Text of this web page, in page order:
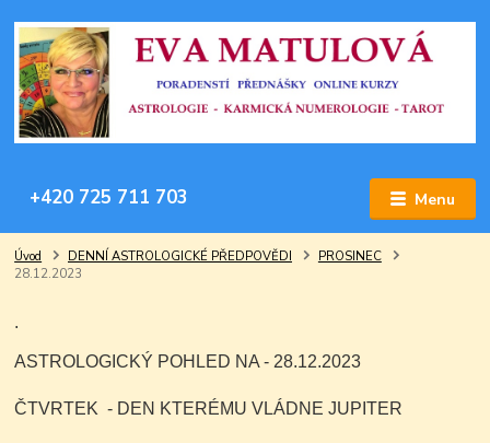
Menu
+420 725 711 703
Úvod DENNÍ ASTROLOGICKÉ PŘEDPOVĚDI
PROSINEC
28.12.2023
.
ASTROLOGICKÝ POHLED NA - 28.12.2023
ČTVRTEK - DEN KTERÉMU VLÁDNE JUPITER